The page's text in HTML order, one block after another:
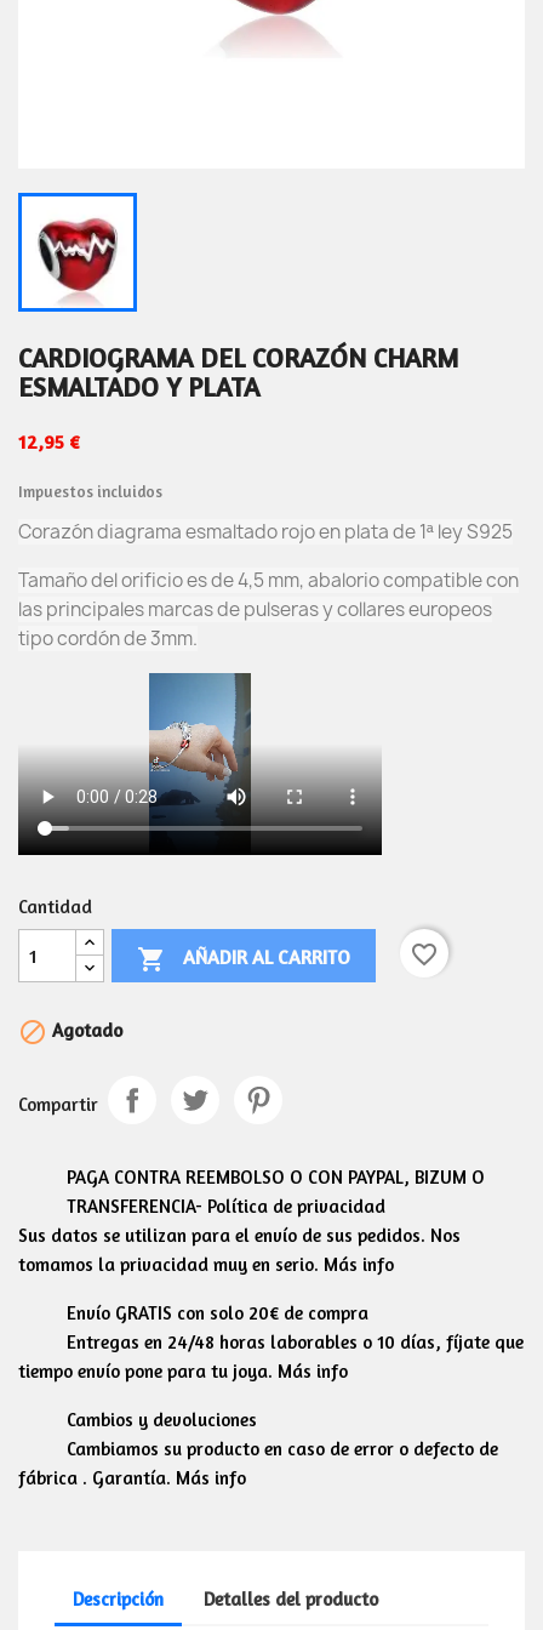
CARDIOGRAMA DEL CORAZÓN CHARM
ESMALTADO Y PLATA
12,95 €
Impuestos incluidos
Corazón diagrama esmaltado rojo en plata de 1ª ley S925
Tamaño del orificio es de 4,5 mm, abalorio compatible con
las principales marcas de pulseras y collares europeos
tipo cordón de 3mm.
Cantidad
 AÑADIR AL CARRITO favorite_border
 Agotado
Compartir
PAGA CONTRA REEMBOLSO O CON PAYPAL, BIZUM O
TRANSFERENCIA- Política de privacidad
Sus datos se utilizan para el envío de sus pedidos. Nos
tomamos la privacidad muy en serio. Más info
Envío GRATIS con solo 20€ de compra
Entregas en 24/48 horas laborables o 10 días, fíjate que
tiempo envío pone para tu joya. Más info
Cambios y devoluciones
Cambiamos su producto en caso de error o defecto de
fábrica . Garantía. Más info
Descripción Detalles del producto